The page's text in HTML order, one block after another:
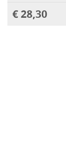
€ 28,30